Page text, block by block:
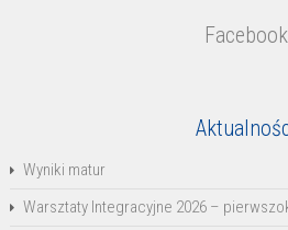
Facebook
Wyniki matur
Warsztaty Integracyjne 2026 –